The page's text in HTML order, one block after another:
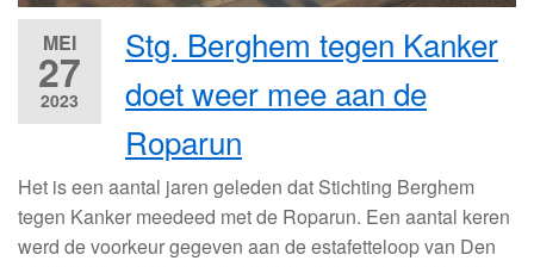
MEI
27
2023
Stg. Berghem tegen Kanker
doet weer mee aan de
Roparun
Het is een aantal jaren geleden dat Stichting Berghem
tegen Kanker meedeed met de Roparun. Een aantal keren
werd de voorkeur gegeven aan de estafetteloop van Den